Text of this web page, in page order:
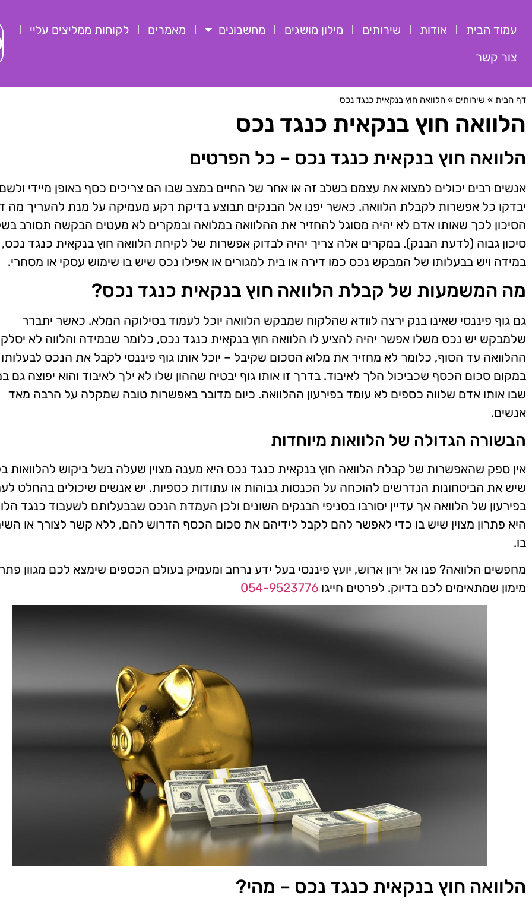
עמוד הבית אודות שירותים מילון מושגים מחשבונים מאמרים
לקוחות ממליצים עליי
צור קשר
דף הבית » שירותים » הלוואה חוץ בנקאית כנגד נכס
הלוואה חוץ בנקאית כנגד נכס
הלוואה חוץ בנקאית כנגד נכס – כל הפרטים
אנשים רבים יכולים למצוא את עצמם בשלב זה או אחר של החיים במצב שבו הם צריכים כסף באופן מיידי
יבדקו כל אפשרות לקבלת הלוואה. כאשר יפנו אל הבנקים תבוצע בדיקת רקע מעמיקה על מנת להעריך מה
הסיכון לכך שאותו אדם לא יהיה מסוגל להחזיר את ההלוואה במלואה ובמקרים לא מעטים הבקשה תסורב
סיכון גבוה (לדעת הבנק). במקרים אלה צריך יהיה לבדוק אפשרות של לקיחת הלוואה חוץ בנקאית כנגד נכס,
במידה ויש בבעלותו של המבקש נכס כמו דירה או בית למגורים או אפילו נכס שיש בו שימוש עסקי או מסחרי.
מה המשמעות של קבלת הלוואה חוץ בנקאית כנגד נכס?
גם גוף פיננסי שאינו בנק ירצה לוודא שהלקוח שמבקש הלוואה יוכל לעמוד בסילוקה המלא. כאשר יתברר
שלמבקש יש נכס משלו אפשר יהיה להציע לו הלוואה חוץ בנקאית כנגד נכס, כלומר שבמידה והלווה לא
ההלוואה עד הסוף, כלומר לא מחזיר את מלוא הסכום שקיבל – יוכל אותו גוף פיננסי לקבל את הנכס לבעלותו
במקום סכום הכסף שכביכול הלך לאיבוד. בדרך זו אותו גוף יבטיח שההון שלו לא ילך לאיבוד והוא יפוצה גם
שבו אותו אדם שלווה כספים לא עומד בפירעון ההלוואה. כיום מדובר באפשרות טובה שמקלה על הרבה מאד
אנשים.
הבשורה הגדולה של הלוואות מיוחדות
אין ספק שהאפשרות של קבלת הלוואה חוץ בנקאית כנגד נכס היא מענה מצוין שעלה בשל ביקוש להלוואות
שיש את הביטחונות הנדרשים להוכחה על הכנסות גבוהות או עתודות כספיות. יש אנשים שיכולים בהחלט
בפירעון של הלוואה אך עדיין יסורבו בסניפי הבנקים השונים ולכן העמדת הנכס שבבעלותם לשעבוד כנגד
היא פתרון מצוין שיש בו כדי לאפשר להם לקבל לידיהם את סכום הכסף הדרוש להם, ללא קשר לצורך או
בו.
מחפשים הלוואה? פנו אל ירון ארוש, יועץ פיננסי בעל ידע נרחב ומעמיק בעולם הכספים שימצא לכם מגוון
מימון שמתאימים לכם בדיוק. לפרטים חייגו 054-9523776
הלוואה חוץ בנקאית כנגד נכס – מהי?